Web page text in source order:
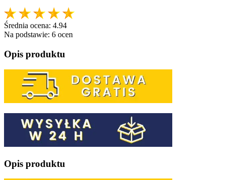
Średnia ocena: 4.94
Na podstawie: 6 ocen
Opis produktu
Opis produktu